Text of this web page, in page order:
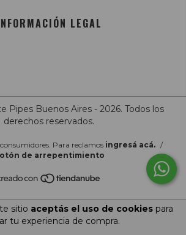
sitio aceptás el uso de cookiespara
tu experiencia de compra.
LEGAL
Pipes Buenos Aires - 2026. Todos los
derechos reservados.
consumidores. Para reclamos ingresá acá. /
de arrepentimiento